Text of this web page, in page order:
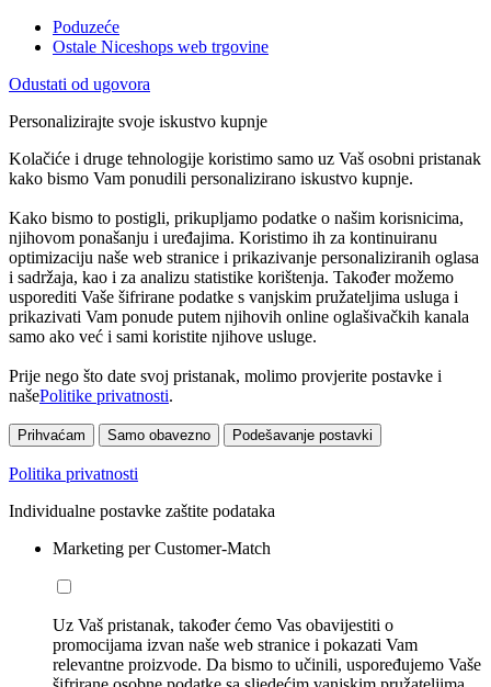
Poduzeće
Ostale Niceshops web trgovine
Odustati od ugovora
Personalizirajte svoje iskustvo kupnje
Kolačiće i druge tehnologije koristimo samo uz Vaš osobni pristanak
kako bismo Vam ponudili personalizirano iskustvo kupnje.
Kako bismo to postigli, prikupljamo podatke o našim korisnicima,
njihovom ponašanju i uređajima. Koristimo ih za kontinuiranu
optimizaciju naše web stranice i prikazivanje personaliziranih oglasa
i sadržaja, kao i za analizu statistike korištenja. Također možemo
usporediti Vaše šifrirane podatke s vanjskim pružateljima usluga i
prikazivati Vam ponude putem njihovih online oglašivačkih kanala
samo ako već i sami koristite njihove usluge.
Prije nego što date svoj pristanak, molimo provjerite postavke i
našePolitike privatnosti.
Prihvaćam Samo obavezno Podešavanje postavki
Politika privatnosti
Individualne postavke zaštite podataka
Marketing per Customer-Match
Uz Vaš pristanak, također ćemo Vas obavijestiti o
promocijama izvan naše web stranice i pokazati Vam
relevantne proizvode. Da bismo to učinili, uspoređujemo Vaše